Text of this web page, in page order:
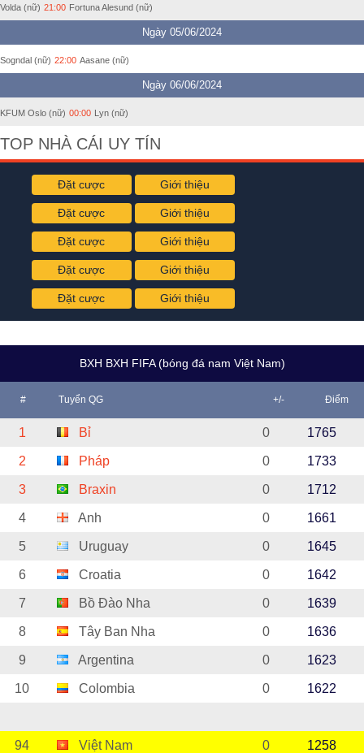
Volda (nữ) 21:00 Fortuna Alesund (nữ)
Ngày 05/06/2024
Sogndal (nữ) 22:00 Aasane (nữ)
Ngày 06/06/2024
KFUM Oslo (nữ) 00:00 Lyn (nữ)
TOP NHÀ CÁI UY TÍN
Đặt cược Giới thiệu
Đặt cược Giới thiệu
Đặt cược Giới thiệu
Đặt cược Giới thiệu
Đặt cược Giới thiệu
BXH BXH FIFA (bóng đá nam Việt Nam)
# Tuyển QG +/- Điểm
1 Bỉ 0 1765
2 Pháp 0 1733
3 Braxin 0 1712
4 Anh 0 1661
5 Uruguay 0 1645
6 Croatia 0 1642
7 Bồ Đào Nha 0 1639
8 Tây Ban Nha 0 1636
9 Argentina 0 1623
10 Colombia 0 1622
94 Việt Nam 0 1258